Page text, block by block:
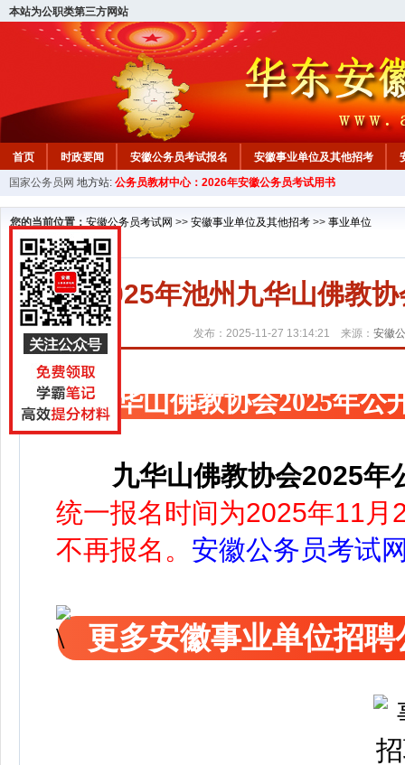
本站为公职类第三方网站
首页 时政要闻 安徽公务员考试报名 安徽事业单位及其他招考
安徽公务员行测试题 在线咨询 教材中心
国家公务员网 地方站: 公务员教材中心：2026年安徽公务员考试用书
您的当前位置： 安徽公务员考试网 >> 安徽事业单位及其他招考 >> 事业单位
2025年池州九华山佛教
发布：2025-11-27 13:14:21 来源： 安徽
九华山佛教协会2025年公
九华山佛教协会2025年
统一报名时间为2025年11
不再报名。 安徽公务员考试
更多安徽事业单位招聘